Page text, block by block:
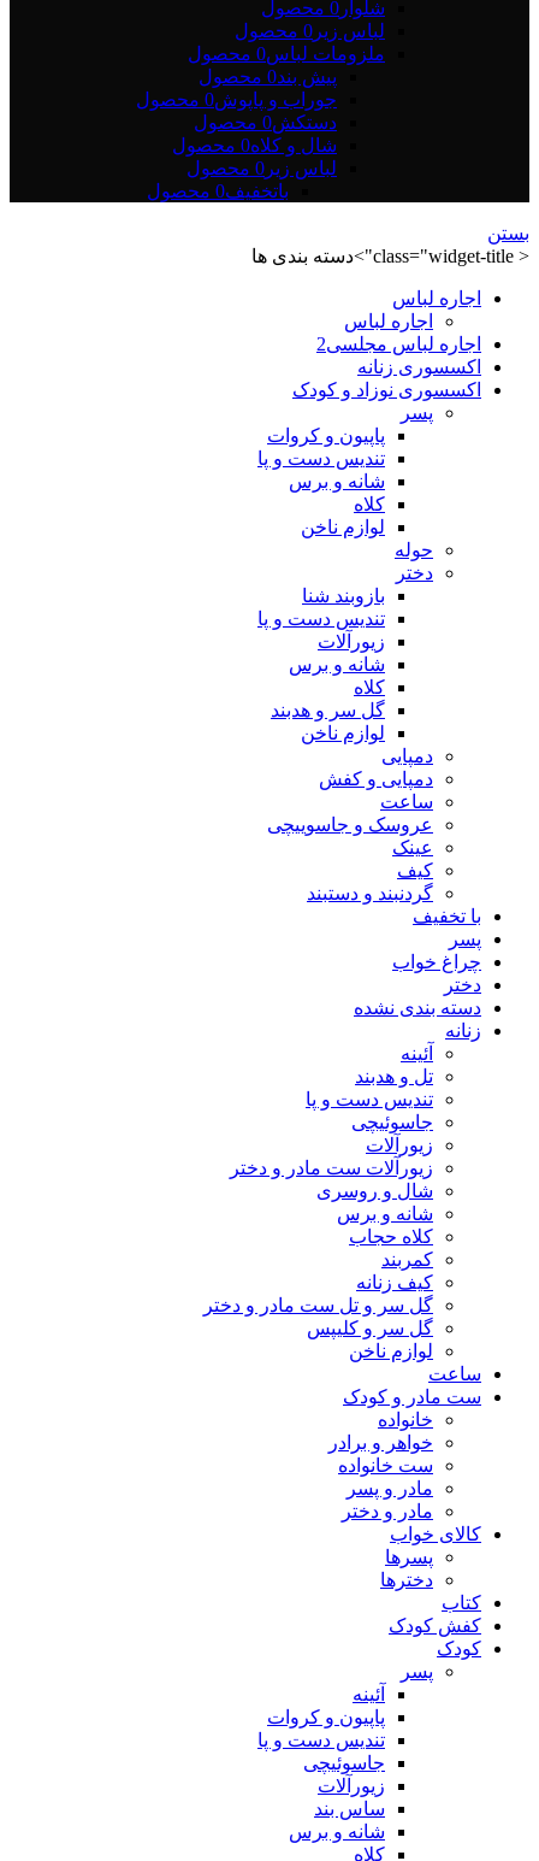
شلوار 0 محصول
لباس زیر 0 محصول
ملزومات لباس0 محصول
پیش بند0 محصول
جوراب و پاپوش0 محصول
دستکش0 محصول
شال و کلاه0 محصول
لباس زیر 0 محصول
باتخفیف0 محصول
بستن
< class="widget-title">دسته بندی ها
اجاره لباس
اجاره لباس
اجاره لباس مجلسی2
اکسسوری زنانه
اکسسوری نوزاد و کودک
پسر
پاپیون و کروات
تندیس دست و پا
شانه و برس
کلاه
لوازم ناخن
حوله
دختر
بازوبند شنا
تندیس دست و پا
زیورآلات
شانه و برس
کلاه
گل سر و هدبند
لوازم ناخن
دمپایی
دمپایی و کفش
ساعت
عروسک و جاسوییچی
عینک
کیف
گردنبند و دستبند
با تخفیف
پسر
چراغ خواب
دختر
دسته بندی نشده
زنانه
آئینه
تل و هدبند
تندیس دست و پا
جاسوئیچی
زیورآلات
زیورآلات ست مادر و دختر
شال و روسری
شانه و برس
کلاه حجاب
کمربند
کیف زنانه
گل سر و تل ست مادر و دختر
گل سر و کلیپس
لوازم ناخن
ساعت
ست مادر و کودک
خانواده
خواهر و برادر
ست خانواده
مادر و پسر
مادر و دختر
کالای خواب
پسرها
دخترها
کتاب
کفش کودک
کودک
پسر
آئینه
پاپیون و کروات
تندیس دست و پا
جاسوئیچی
زیورآلات
ساس بند
شانه و برس
کلاه